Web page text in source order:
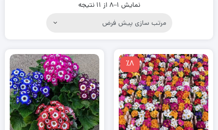
نمایش 1–8 از 11 نتیجه
٪8